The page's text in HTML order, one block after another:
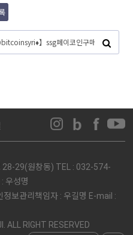
28-29(원창동) TEL : 032-574-
우성명
보관리책임자 : 우길명 E-mail :
ALL RIGHT RESERVED